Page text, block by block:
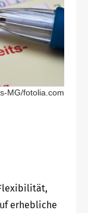
MG/fotolia.com
erhebliche